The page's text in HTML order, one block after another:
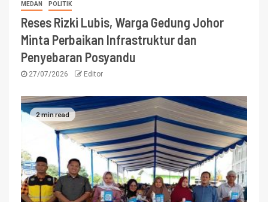
MEDAN POLITIK
Reses Rizki Lubis, Warga Gedung Johor
Minta Perbaikan Infrastruktur dan
Penyebaran Posyandu
27/07/2026 Editor
2 min read